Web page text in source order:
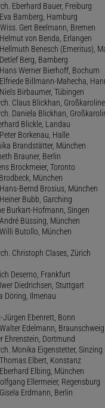
Eberhard Bauer, Freiburg
Bamberg, Hamburg
Gert Beelmann, Bremen
von Benda, Erlangen
Benesch (Emeritus),
Berg, Bamberg
Werner Bierhoff, Bochum
Billmann-Mahecha,
Birbaumer, Tübingen
Claus Blickhan,
Daniela Blickhan,
Blickle, Landau
Borkenau, Halle
Brandstätter, München
Brauner, Berlin
Brockmeier, Toronto
München
Bernd Brosius, München
Bubb, Garching
Burkart-Hofmann, Singen
Büssing, München
Butollo, München
Christoph Clases, Zürich
Deserno, Frankfurt
Diedrichsen, Stuttgart
Döring, Ilmenau
Jürgen Ebenrett, Bonn
Edelmann, Braunschweig
Ehrenstein, Dortmund
Monika Eigenstetter, Sinzing
Elbert, Konstanz
Elbing, München
Ellermeier, Regensburg
Erdmann, Berlin